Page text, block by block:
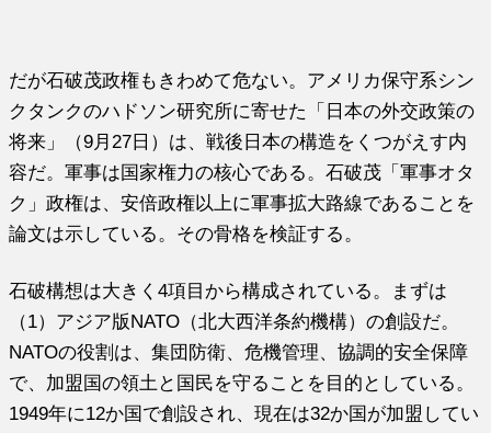
だが石破茂政権もきわめて危ない。アメリカ保守系シン
クタンクのハドソン研究所に寄せた「日本の外交政策の
将来」（9月27日）は、戦後日本の構造をくつがえす内
容だ。軍事は国家権力の核心である。石破茂「軍事オタ
ク」政権は、安倍政権以上に軍事拡大路線であることを
論文は示している。その骨格を検証する。
石破構想は大きく4項目から構成されている。まずは
（1）アジア版NATO（北大西洋条約機構）の創設だ。
NATOの役割は、集団防衛、危機管理、協調的安全保障
で、加盟国の領土と国民を守ることを目的としている。
1949年に12か国で創設され、現在は32か国が加盟してい